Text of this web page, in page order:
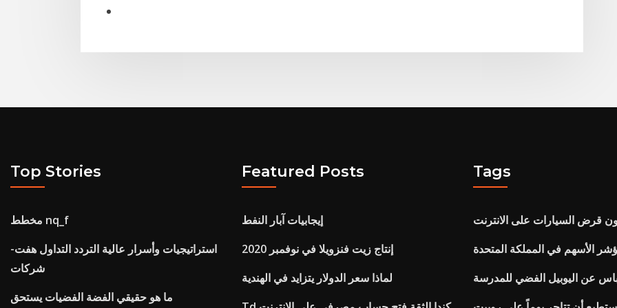
Top Stories
مخطط nq_f
استراتيجيات وأسرار عالية التردد التداول هفت-
شركات
ما هو حقيقي الفضة الفضيات يستحق
Featured Posts
إيجابيات آبار النفط
إنتاج زيت فنزويلا في نوفمبر 2020
لماذا سعر الدولار يتزايد في الهندية
Tags
قرض السيارات على الانترنت
الأسهم في المملكة المتحدة
عن اليوبيل الفضي للمدرسة